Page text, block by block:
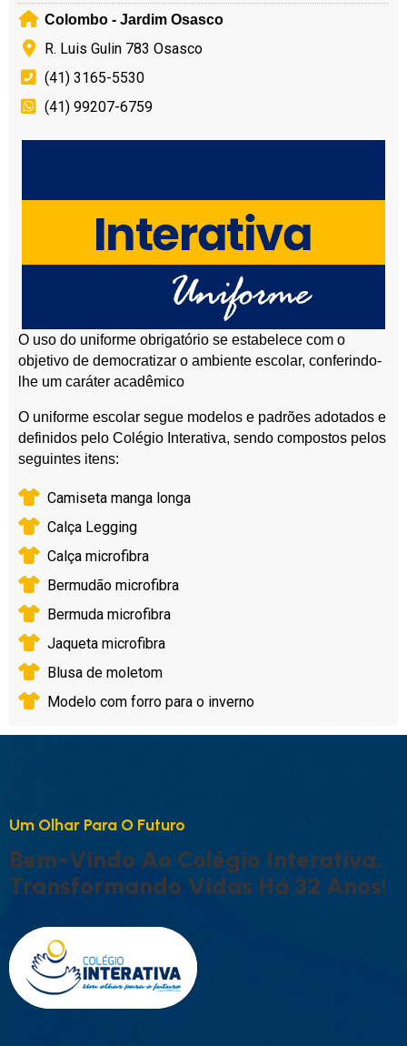
Colombo - Jardim Osasco
R. Luis Gulin 783 Osasco
(41) 3165-5530
(41) 99207-6759
O uso do uniforme obrigatório se estabelece com o
objetivo de democratizar o ambiente escolar, conferindo-
lhe um caráter acadêmico
O uniforme escolar segue modelos e padrões adotados e
definidos pelo Colégio Interativa, sendo compostos pelos
seguintes itens:
Camiseta manga longa
Calça Legging
Calça microfibra
Bermudão microfibra
Bermuda microfibra
Jaqueta microfibra
Blusa de moletom
Modelo com forro para o inverno
UM OLHAR PARA O FUTURO
BEM-VINDO AO COLÉGIO INTERATIVA.
TRANSFORMANDO VIDAS HÁ 32 ANOS!